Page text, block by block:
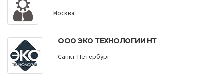
Москва
ООО ЭКО ТЕХНОЛОГИИ НТ
Санкт-Петербург